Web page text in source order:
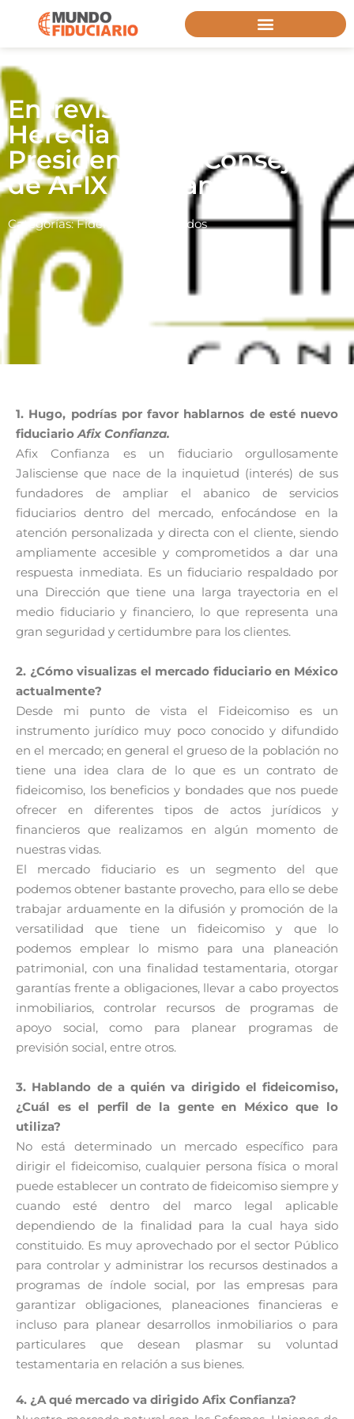
Entrevista a Hugo
Heredia Horner:
Presidente del Consejo
de AFIX Confianza
Categorías:Fideicomisos Privados
1. Hugo, podrías por favor hablarnos de esté nuevo
fiduciarioAfix Confianza.
Afix Confianza es un fiduciario orgullosamente
Jalisciense que nace de la inquietud (interés) de sus
fundadores de ampliar el abanico de servicios
fiduciarios dentro del mercado, enfocándose en la
atención personalizada y directa con el cliente, siendo
ampliamente accesible y comprometidos a dar una
respuesta inmediata. Es un fiduciario respaldado por
una Dirección que tiene una larga trayectoria en el
medio fiduciario y financiero, lo que representa una
gran seguridad y certidumbre para los clientes.
2. ¿Cómo visualizas el mercado fiduciario en México
actualmente?
Desde mi punto de vista el Fideicomiso es un
instrumento jurídico muy poco conocido y difundido
en el mercado; en general el grueso de la población no
tiene una idea clara de lo que es un contrato de
fideicomiso, los beneficios y bondades que nos puede
ofrecer en diferentes tipos de actos jurídicos y
financieros que realizamos en algún momento de
nuestras vidas.
El mercado fiduciario es un segmento del que
podemos obtener bastante provecho, para ello se debe
trabajar arduamente en la difusión y promoción de la
versatilidad que tiene un fideicomiso y que lo
podemos emplear lo mismo para una planeación
patrimonial, con una finalidad testamentaria, otorgar
garantías frente a obligaciones, llevar a cabo proyectos
inmobiliarios, controlar recursos de programas de
apoyo social, como para planear programas de
previsión social, entre otros.
3. Hablando de a quién va dirigido el fideicomiso,
¿Cuál es el perfil de la gente en México que lo
utiliza?
No está determinado un mercado específico para
dirigir el fideicomiso, cualquier persona física o moral
puede establecer un contrato de fideicomiso siempre y
cuando esté dentro del marco legal aplicable
dependiendo de la finalidad para la cual haya sido
constituido. Es muy aprovechado por el sector Público
para controlar y administrar los recursos destinados a
programas de índole social, por las empresas para
garantizar obligaciones, planeaciones financieras e
incluso para planear desarrollos inmobiliarios o para
particulares que desean plasmar su voluntad
testamentaria en relación a sus bienes.
4. ¿A qué mercado va dirigido Afix Confianza?